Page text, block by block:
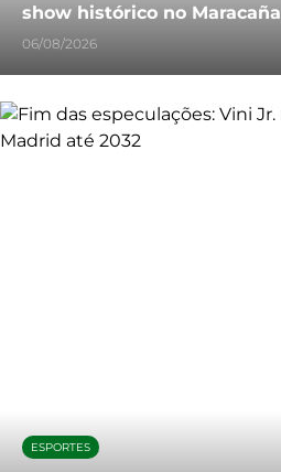
show histórico no Maracaña
06/08/2026
ESPORTES